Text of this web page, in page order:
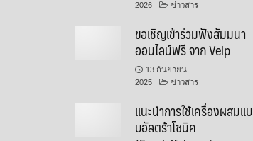
2026
ข่าวสาร
ขอเชิญเข้าร่วมฟังสัมมนา
ออนไลน์ฟรี จาก Velp
13 กันยายน
2025
ข่าวสาร
แนะนำการใช้เครื่องผสมแบ
บอัลตร้าโซนิค